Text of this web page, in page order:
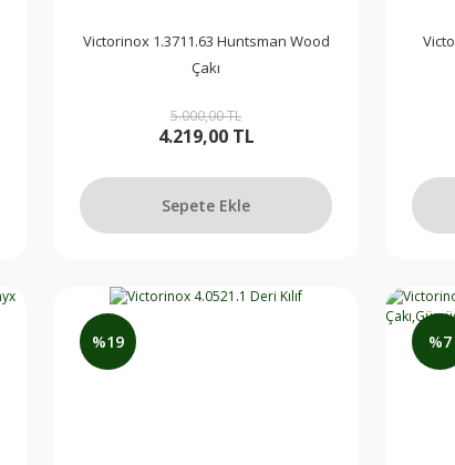
Victorinox 1.3711.63 Huntsman Wood
Çakı
5.000,00 TL
4.219,00 TL
Sepete Ekle
%19 %7